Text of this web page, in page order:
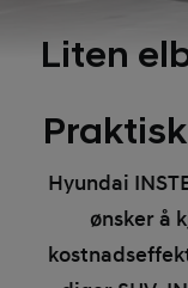
Liten
Hyundai
ønsker å